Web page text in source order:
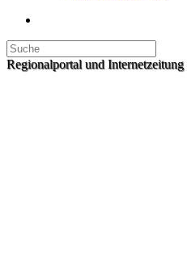
Regionalportal und